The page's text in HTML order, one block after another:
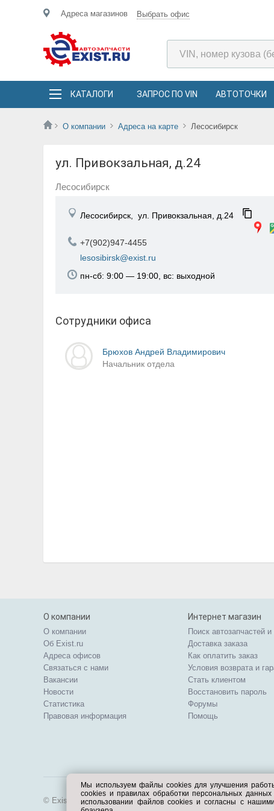
Адреса магазинов Выбрать офис
КАТАЛОГИ ЗАПРОС ПО VIN АВТОТОЧКИ
О компании Адреса на карте Лесосибирск
ул. Привокзальная, д.24
Лесосибирск
Лесосибирск, ул. Привокзальная, д.24
+7(902)947-4455
lesosibirsk@exist.ru
пн-сб: 9:00 — 19:00, вс: выходной
Сотрудники офиса
Брюхов Андрей Владимирович
Начальник отдела
О компании
О компании
Об Exist.ru
Адреса офисов
Связаться с нами
Вакансии
Новости
Статистика
Правовая информация
Интернет магазин
Поиск автозапчастей
Доставка заказа
Как оплатить заказ
Условия возврата и
Стать клиентом
Восстановить пароль
Форумы
Помощь
© Exist.ru 1998—2026
Мы используем файлы cookies для улучшения
cookies и правилах обработки персональных
использовании файлов cookies и согласны с